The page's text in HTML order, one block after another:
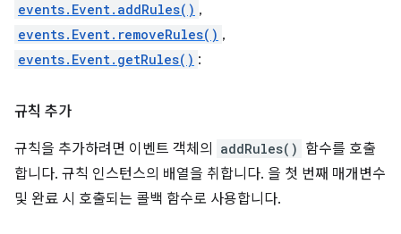
events.Event.addRules() ,
events.Event.removeRules() ,
events.Event.getRules() :
규칙 추가
규칙을 추가하려면 이벤트 객체의 addRules() 함수를 호출
합니다. 규칙 인스턴스의 배열을 취합니다. 을 첫 번째 매개변수
및 완료 시 호출되는 콜백 함수로 사용합니다.